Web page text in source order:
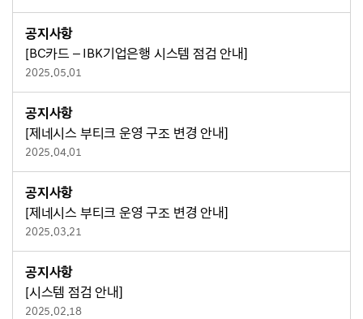
공지사항
[BC카드 – IBK기업은행 시스템 점검 안내]
2025.05.01
공지사항
[제네시스 부티크 운영 구조 변경 안내]
2025.04.01
공지사항
[제네시스 부티크 운영 구조 변경 안내]
2025.03.21
공지사항
[시스템 점검 안내]
2025.02.18